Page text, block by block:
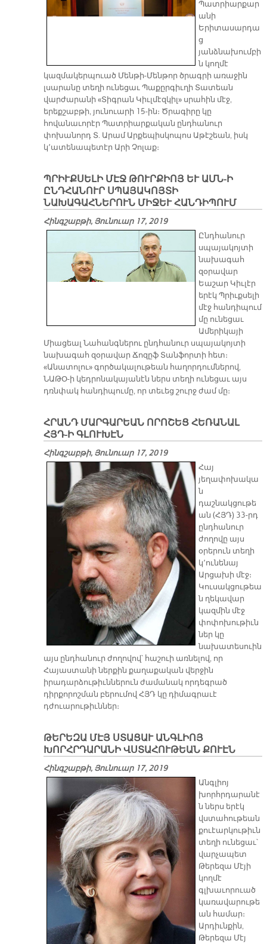
Պատրիարքար
անի
Երիտասարդա
ց
յանձնախումբի
ն կողմէ
կազմակերպուած Մենթի-Մենթոր ծրագրի առաջին
լսարանը տեղի ունեցաւ Պաքըրգիւղի Տատեան
վարժարանի «Տիգրան Կիւլմէզկիլ» սրահին մէջ,
երեքշաբթի, յունուարի 15-ին։ Ծրագիրը կը
հովանաւորէր Պատրիարքական ընդհանուր
փոխանորդ Տ. Արամ Արքեպիսկոպոս Աթէշեան, իսկ
կ՚ատենապետէր Արի Չոլաք։
ՊՐԻՒՔՍԵԼԻ ՄԷՋ ԹՈՒՐՔԻՈՅ ԵՒ ԱՄՆ-Ի
ԸՆԴՀԱՆՈՒՐ ՍՊԱՅԱԿՈՅՏԻ
ՆԱԽԱԳԱՀՆԵՐՈՒՆ ՄԻՋԵՒ ՀԱՆԴԻՊՈՒՄ
Հինգշաբթի, Յունուար 17, 2019
Ընդհանուր
սպայակոյտի
նախագահ
զօրավար
Եաշար Կիւլէր
երէկ Պրիւքսելի
մէջ հանդիպում
մը ունեցաւ
Ամերիկայի
Միացեալ Նահանգներու ընդհանուր սպայակոյտի
նախագահ զօրավար Ճոզըֆ Տանֆորտի հետ։
«Անատոլու» գործակալութեան հաղորդումներով,
ՆԱԹՕ-ի կեդրոնակայանէն ներս տեղի ունեցաւ այս
դռնփակ հանդիպումը, որ տեւեց շուրջ ժամ մը։
ՀՐԱՆԴ ՄԱՐԳԱՐԵԱՆ ՈՐՈՇԵՑ ՀԵՌԱՆԱԼ
ՀՅԴ-Ի ԳԼՈՒԽԷՆ
Հինգշաբթի, Յունուար 17, 2019
Հայ
յեղափոխակա
ն
դաշնակցութե
ան (ՀՅԴ) 33-րդ
ընդհանուր
ժողովը այս
օրերուն տեղի
կ՚ունենայ
Արցախի մէջ։
Կուսակցութեա
ն ղեկավար
կազմին մէջ
փոփոխութիւն
ներ կը
նախատեսուին
այս ընդհանուր ժողովով՝ հաշուի առնելով, որ
Հայաստանի ներքին քաղաքական վերջին
իրադարձութիւններուն ժամանակ որդեգրած
դիրքորոշման բերումով ՀՅԴ կը դիմագրաւէ
դժուարութիւններ։
ԹԵՐԵԶԱ ՄԷՅ ՍՏԱՑԱՒ ԱՆԳԼԻՈՅ
ԽՈՐՀՐԴԱՐԱՆԻ ՎՍՏԱՀՈՒԹԵԱՆ ՔՈՒԷՆ
Հինգշաբթի, Յունուար 17, 2019
Անգլիոյ
խորհրդարանէ
ն ներս երէկ
վստահութեան
քուէարկութիւն
տեղի ունեցաւ՝
վարչապետ
Թերեզա Մէյի
կողմէ
գլխաւորուած
կառավարութե
ան համար։
Արդիւնքին,
Թերեզա Մէյ